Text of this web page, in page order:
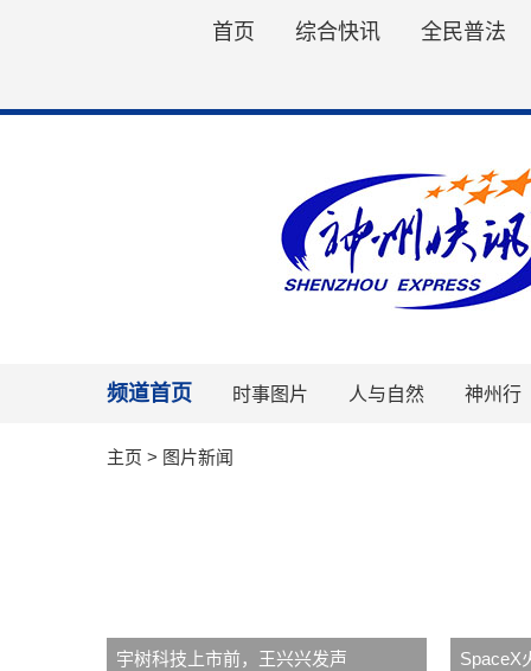
首页 综合快讯 全民普法
频道首页 时事图片 人与自然 神州行
主页 > 图片新闻
宇树科技上市前，王兴兴发声